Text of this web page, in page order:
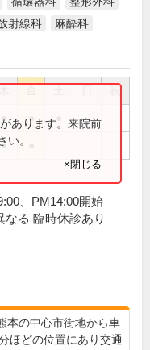
射線科 麻酔科
祝
● ●
●
あります。来院前
い。
×閉じる
、PM14:00開始
なる 臨時休診あり
本の中心市街地から車
ほどの位置にあり交通